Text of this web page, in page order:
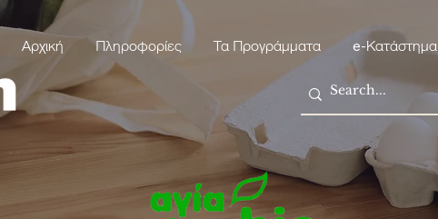
Αρχική Πληροφορίες Τα Προγράμματα e-Κατάστημα